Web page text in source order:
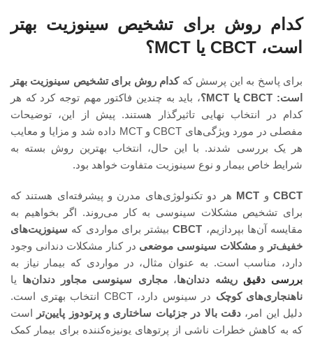
کدام روش برای تشخیص سینوزیت بهتر
است، CBCT یا MCT؟
برای پاسخ به این پرسش کهکدام روش برای تشخیص سینوزیت بهتر
است: CBCT یا MCT؟
، باید به چندین فاکتور مهم توجه کرد که هر
کدام در انتخاب نهایی تاثیرگذار هستند. پیش از این، توضیحات
مفصلی در مورد ویژگی‌های CBCT و MCT داده شد و مزایا و معایب
هر یک بررسی شدند. با این حال، انتخاب بهترین روش بسته به
شرایط خاص بیمار و نوع سینوزیت متفاوت خواهد بود.
CBCTو MCT هر دو تکنولوژی‌های مدرن و پیشرفته‌ای هستند که
برای تشخیص مشکلات سینوسی به کار می‌روند. اگر بخواهیم به
مقایسه آن‌ها بپردازیم، CBCTبیشتر برای مواردی که سینوزیت‌های
خفیف‌تر ومشکلات سینوسی موضعی در کنار مشکلات دندانی وجود
دارد، مناسب است. به عنوان مثال، در مواردی که بیمار نیاز به
بررسی دقیق ریشه دندان‌ها،مجاری سینوسی مجاور دندان‌ها یا
ناهنجاری‌های کوچک
در سینوس دارد، CBCT انتخاب بهتری است.
دلیل این امر،دقت بالا در جزئیات ساختاری و پرتودوز پایین‌تر است
که به کاهش خطرات ناشی از پرتوهای یونیزه‌کننده برای بیمار کمک